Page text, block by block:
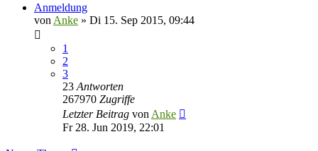
Anmeldung
von Anke » Di 15. Sep 2015, 09:44
1
2
3
23 Antworten
267970 Zugriffe
Letzter Beitrag von Anke
Fr 28. Jun 2019, 22:01